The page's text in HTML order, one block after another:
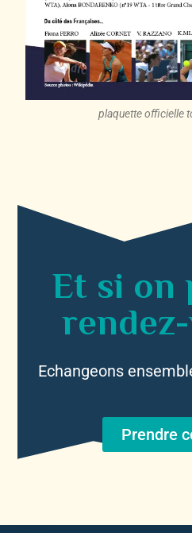
plaquette officielle
Et si on
Echangeons
Prendre